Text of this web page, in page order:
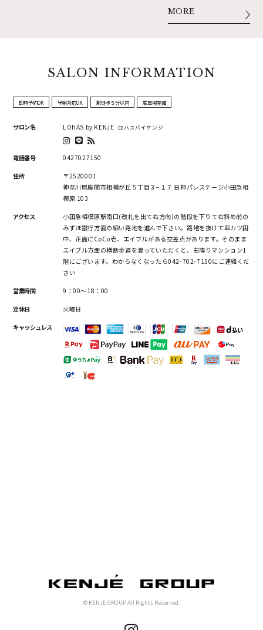
MORE
SALON INFORMATION
即時予約OK 早朝対応OK 駅徒歩５分以内 駐車場完備
サロン名 LOHAS by KENJE ロハスバイケンジ
電話番号 0427027150
住所
〒2520001
神奈川県座間市相模が丘５丁目３−１７ 日神パレステージ小田急相
模原 103
アクセス
小田急相模原駅南口(改札を出て右方向)の階段を下りて右斜め前の
みずほ銀行方面の細い路地を進んで下さい。路地を抜けて串カツ田
中、正面にCoCo壱、エイブルがある交差点があります。そのまま
エイブル方面の横断歩道を渡っていただくと、右隣りマンション1
階にございます。わからなくなったら042-702-7150にご連絡くだ
さい
営業時間 9：00～18：00
定休日 火曜日
キャッシュレス
© KENJE GROUP All Rights Reserved.